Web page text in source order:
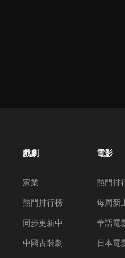
戲劇
家業
熱門排行榜
同步更新中
中國古裝劇
電影
熱門排
每周新
華語電
日本電